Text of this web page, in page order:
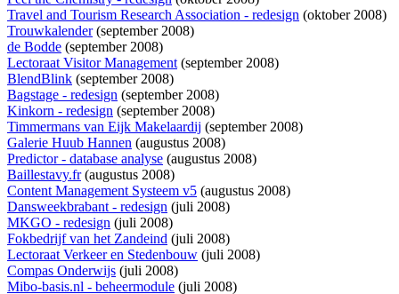
Travel and Tourism Research Association - redesign (oktober 2008)
Trouwkalender(september 2008)
de Bodde (september 2008)
Lectoraat Visitor Management(september 2008)
BlendBlink (september 2008)
Bagstage - redesign (september 2008)
Kinkorn - redesign (september 2008)
Timmermans van Eijk Makelaardij (september 2008)
Galerie Huub Hannen (augustus 2008)
Predictor - database analyse (augustus 2008)
Baillestavy.fr(augustus 2008)
Content Management Systeem v5 (augustus 2008)
Dansweekbrabant - redesign (juli 2008)
MKGO - redesign (juli 2008)
Fokbedrijf van het Zandeind (juli 2008)
Lectoraat Verkeer en Stedenbouw (juli 2008)
Compas Onderwijs (juli 2008)
Mibo-basis.nl - beheermodule (juli 2008)